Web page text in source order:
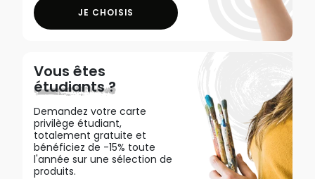
JE CHOISIS
Vous êtes
étudiants ?
Demandez votre carte
privilège étudiant,
totalement gratuite et
bénéficiez de -15% toute
l'année sur une sélection de
produits.